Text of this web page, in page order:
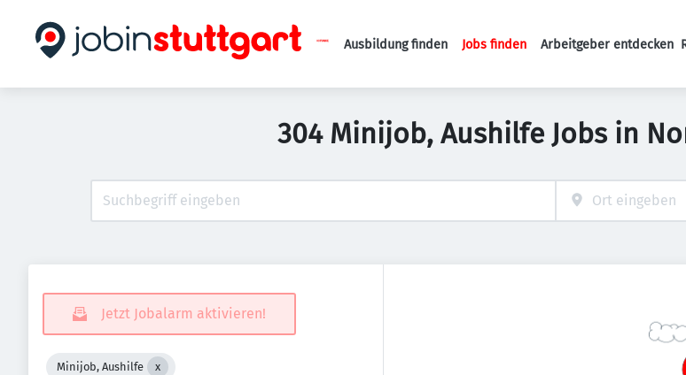
Haupt-Navigation
Ausbildung finden Jobs finden Arbeitgeber entdecken
304 Minijob, Aushilfe Jobs in
Jetzt Jobalarm aktivieren!
Minijob, Aushilfe